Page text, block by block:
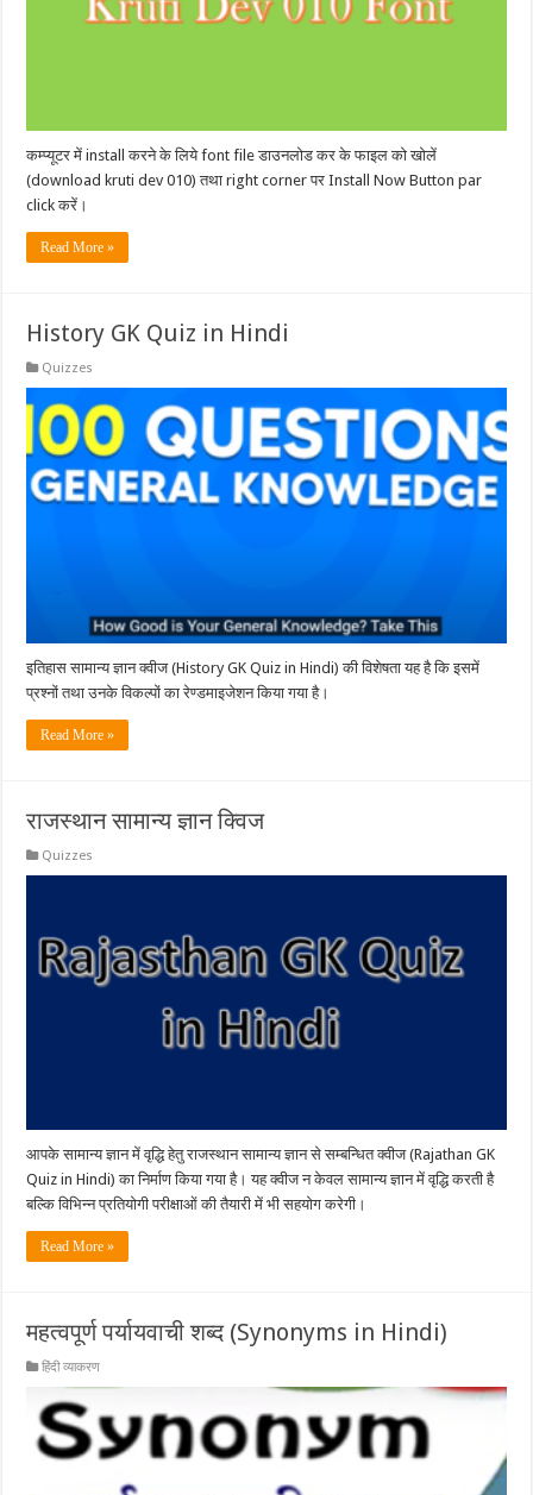
कम्प्यूटर में install करने के लिये font file डाउनलोड कर के फाइल को खोलें
(download kruti dev 010) तथा right corner पर Install Now Button par
click करें।
Read More »
History GK Quiz in Hindi
Quizzes
इतिहास सामान्य ज्ञान क्वीज (History GK Quiz in Hindi) की विशेषता यह है कि इसमें
प्रश्नों तथा उनके विकल्पों का रेण्डमाइजेशन किया गया है।
Read More »
राजस्थान सामान्य ज्ञान क्विज
Quizzes
आपके सामान्य ज्ञान में वृद्धि हेतु राजस्थान सामान्य ज्ञान से सम्बन्धित क्वीज (Rajathan GK
Quiz in Hindi) का निर्माण किया गया है। यह क्वीज न केवल सामान्य ज्ञान में वृद्धि करती है
बल्कि विभिन्न प्रतियोगी परीक्षाओं की तैयारी में भी सहयोग करेगी।
Read More »
महत्वपूर्ण पर्यायवाची शब्द (Synonyms in Hindi)
हिंदी व्याकरण